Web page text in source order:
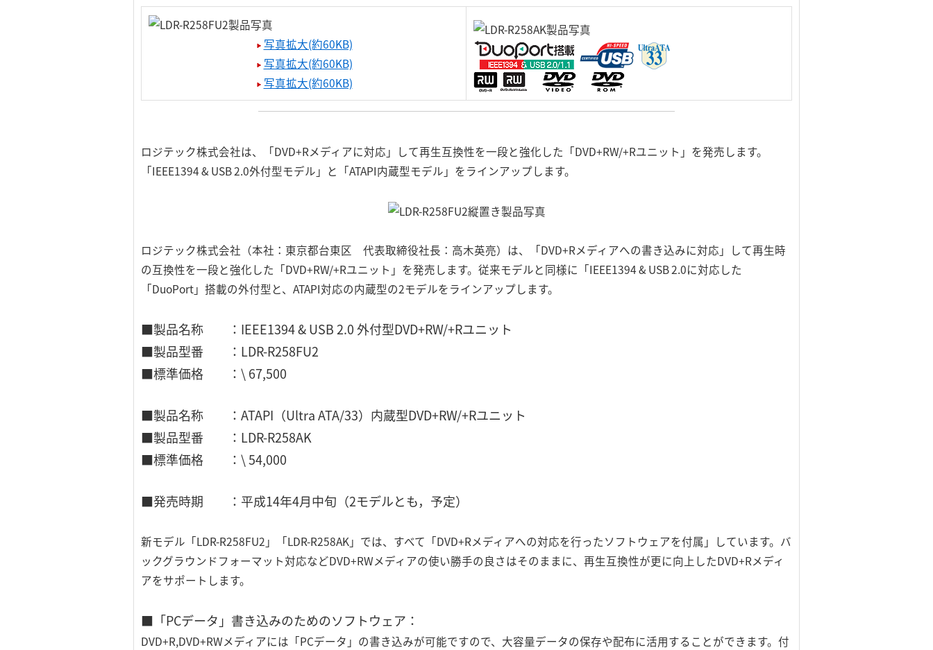
写真拡大(約60KB)
写真拡大(約60KB)
写真拡大(約60KB)
ロジテック株式会社は、「DVD+Rメディアに対応」して再生互換性を一段と強化した「DVD+RW/+Rユニット」を発売します。
「IEEE1394 & USB 2.0外付型モデル」と「ATAPI内蔵型モデル」をラインアップします。
ロジテック株式会社（本社：東京都台東区 代表取締役社長：高木英亮）は、「DVD+Rメディアへの書き込みに対応」して再生時
の互換性を一段と強化した「DVD+RW/+Rユニット」を発売します。従来モデルと同様に「IEEE1394 & USB 2.0に対応した
「DuoPort」搭載の外付型と、ATAPI対応の内蔵型の2モデルをラインアップします。
■製品名称 ：IEEE1394 & USB 2.0 外付型DVD+RW/+Rユニット
■製品型番 ：LDR-R258FU2
■標準価格 ：\ 67,500
■製品名称 ：ATAPI（Ultra ATA/33）内蔵型DVD+RW/+Rユニット
■製品型番 ：LDR-R258AK
■標準価格 ：\ 54,000
■発売時期 ：平成14年4月中旬（2モデルとも，予定）
新モデル「LDR-R258FU2」「LDR-R258AK」では、すべて「DVD+Rメディアへの対応を行ったソフトウェアを付属」しています。バ
ックグラウンドフォーマット対応などDVD+RWメディアの使い勝手の良さはそのままに、再生互換性が更に向上したDVD+Rメディ
アをサポートします。
■「PCデータ」書き込みのためのソフトウェア：
DVD+R,DVD+RWメディアには「PCデータ」の書き込みが可能ですので、大容量データの保存や配布に活用することができます。付